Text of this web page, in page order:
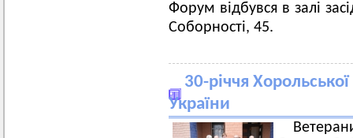
Форум відбувся в залі
Соборності, 45.
30-річчя
України